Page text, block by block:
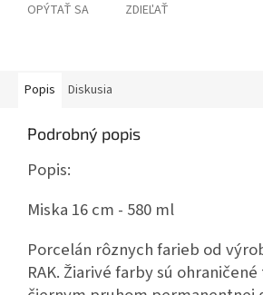
OPÝTAŤ SA ZDIEĽAŤ
Popis Diskusia
Podrobný popis
Popis:
Miska 16 cm - 580 ml
Porcelán rôznych farieb od
RAK. Žiarivé farby sú